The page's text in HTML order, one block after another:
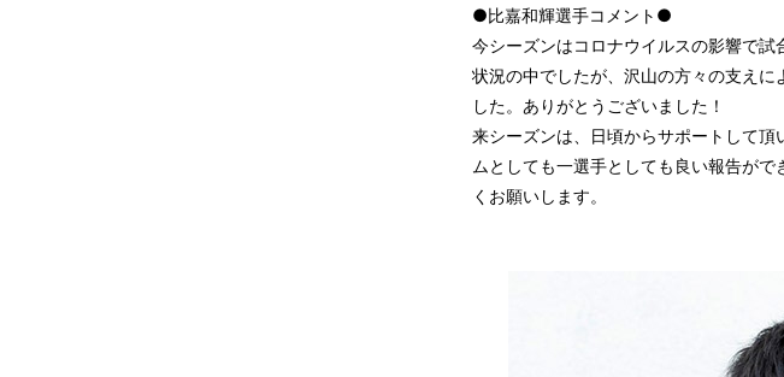
●比嘉和輝選手コメント●
今シーズンはコロナウイルスの影響で
状況の中でしたが、沢山の方々の支え
した。ありがとうございました！
来シーズンは、日頃からサポートして
ムとしても一選手としても良い報告が
くお願いします。